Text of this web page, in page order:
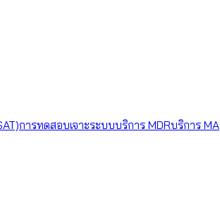
การทดสอบเจาะระบบบริการ MDRบริการ MA